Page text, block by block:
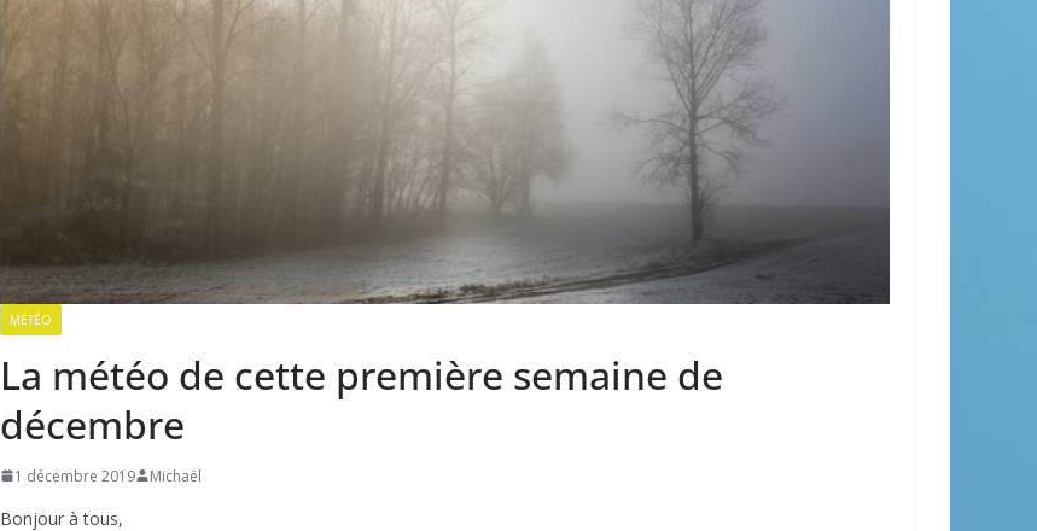
MÉTÉO
La météo de cette première semaine de
décembre
1 décembre 2019 Michaël
Bonjour à tous,